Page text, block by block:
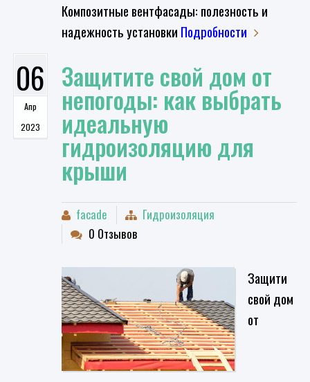
Композитные вентфасады: полезность и
надежность установки Подробности
06
Апр
2023
​Защитите свой дом от
непогоды: как выбрать
идеальную
гидроизоляцию для
крыши
facade
Гидроизоляция
0 Отзывов
​Защити
свой дом
от